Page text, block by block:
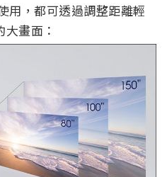
用，都可透過調整距離輕
畫面：